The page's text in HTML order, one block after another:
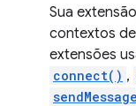
Sua
contextos
extensões
connect() ,